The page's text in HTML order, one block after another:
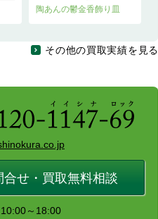
陶あんの鬱金香飾り皿
その他の買取実績を見る
合せ・買取無料相談
～18:00